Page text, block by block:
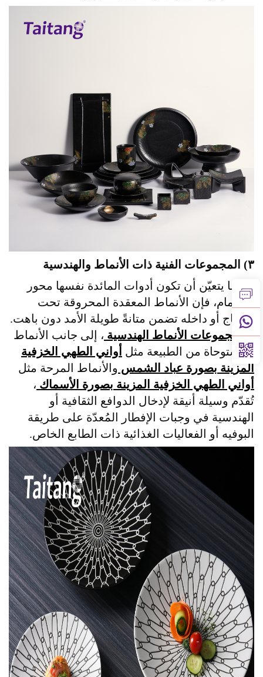
٣) المجموعات الفنية ذات الأنماط والهندسية
عندما يتعيّن أن تكون أدوات المائدة نفسها محور
الاهتمام، فإن الأنماط المعقدة المحروقة تحت
الزجاج أو داخله تضمن متانةً طويلة الأمد دون باهت.
إنمجموعات الأنماط الهندسية ، إلى جانب الأنماط
المستوحاة من الطبيعة مثل أواني الطهي الخزفية
المزينة بصورة عباد الشمس والأنماط المرحة مثل
أواني الطهي الخزفية المزينة بصورة الأسماك ،
تُقدّم وسيلة أنيقة لإدخال الدوافع الثقافية أو
الهندسية في وجبات الإفطار المُعدّة على طريقة
البوفيه أو الفعاليات الغذائية ذات الطابع الخاص.